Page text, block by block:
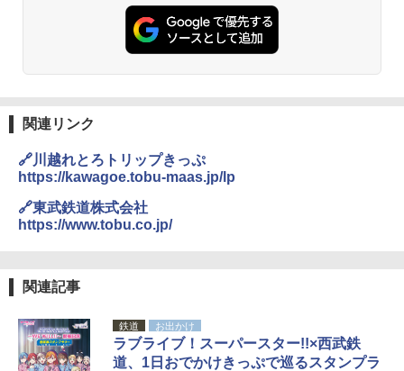
ト プライバシー テント 【中が透けない】 1
人用 折りたたみ 防災グッズ 災害用トイレ ビ
ーチ ピクニック ポップアップテント 携帯 簡
易 トイレテント (ブラック)
テント ワンタッチ RENEW 幅200 2-3人用 43
500002(88859)
￥5,999
￥9,990
レーム テント
￥14,800
￥2,980
ニューエラ New Era キャップ メッシュキャ
ップ 9FORTY AFrame 15226380 NER37C00
94 ストーン ニューエラキャップ 9FORTYA
￥4,400
関連リンク
🔗川越れとろトリップきっぷ
https://kawagoe.tobu-maas.jp/lp
🔗東武鉄道株式会社
https://www.tobu.co.jp/
関連記事
鉄道 お出かけ
ラブライブ！スーパースター!!×西武鉄
道、1日おでかけきっぷで巡るスタンプラ